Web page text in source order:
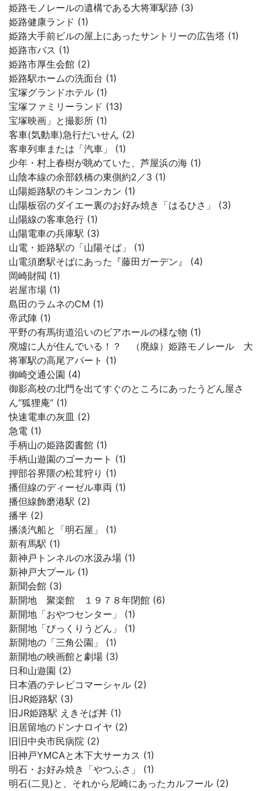
姫路モノレールの遺構である大将軍駅跡 (3)
姫路健康ランド (1)
姫路大手前ビルの屋上にあったサントリーの広告塔 (1)
姫路市バス (1)
姫路市厚生会館 (2)
姫路駅ホームの洗面台 (1)
宝塚グランドホテル (1)
宝塚ファミリーランド (13)
宝塚映画」と撮影所 (1)
客車(気動車)急行だいせん (2)
客車列車または「汽車」 (1)
少年・村上春樹が眺めていた、芦屋浜の海 (1)
山陰本線の余部鉄橋の東側約2／3 (1)
山陽姫路駅のキンコンカン (1)
山陽板宿のダイエー裏のお好み焼き「はるひさ」 (3)
山陽線の客車急行 (1)
山陽電車の兵庫駅 (3)
山電・姫路駅の「山陽そば」 (1)
山電須磨駅そばにあった『藤田ガーデン』 (4)
岡崎財閥 (1)
岩屋市場 (1)
島田のラムネのCM (1)
帝武陣 (1)
平野の有馬街道沿いのビアホールの様な物 (1)
廃墟に人が住んでいる！？ （廃線）姫路モノレール 大
将軍駅の高尾アパート (1)
御崎交通公園 (4)
御影高校の北門を出てすぐのところにあったうどん屋さ
ん”狐狸庵” (1)
快速電車の灰皿 (2)
急電 (1)
手柄山の姫路図書館 (1)
手柄山遊園のゴーカート (1)
押部谷界隈の松茸狩り (1)
播但線のディーゼル車両 (1)
播但線飾磨港駅 (2)
播半 (2)
播淡汽船と「明石屋」 (1)
新有馬駅 (1)
新神戸トンネルの水汲み場 (1)
新神戸大プール (1)
新聞会館 (3)
新開地 聚楽館 １９７８年閉館 (6)
新開地「おやつセンター」 (1)
新開地「びっくりうどん」 (1)
新開地の「三角公園」 (1)
新開地の映画館と劇場 (3)
日和山遊園 (2)
日本酒のテレビコマーシャル (2)
旧JR姫路駅 (3)
旧JR姫路駅 えきそば丼 (1)
旧居留地のドンナロイヤ (2)
旧旧中央市民病院 (2)
旧神戸YMCAと木下大サーカス (1)
明石・お好み焼き「やつふさ」 (1)
明石(二見)と、それから尼崎にあったカルフール (2)